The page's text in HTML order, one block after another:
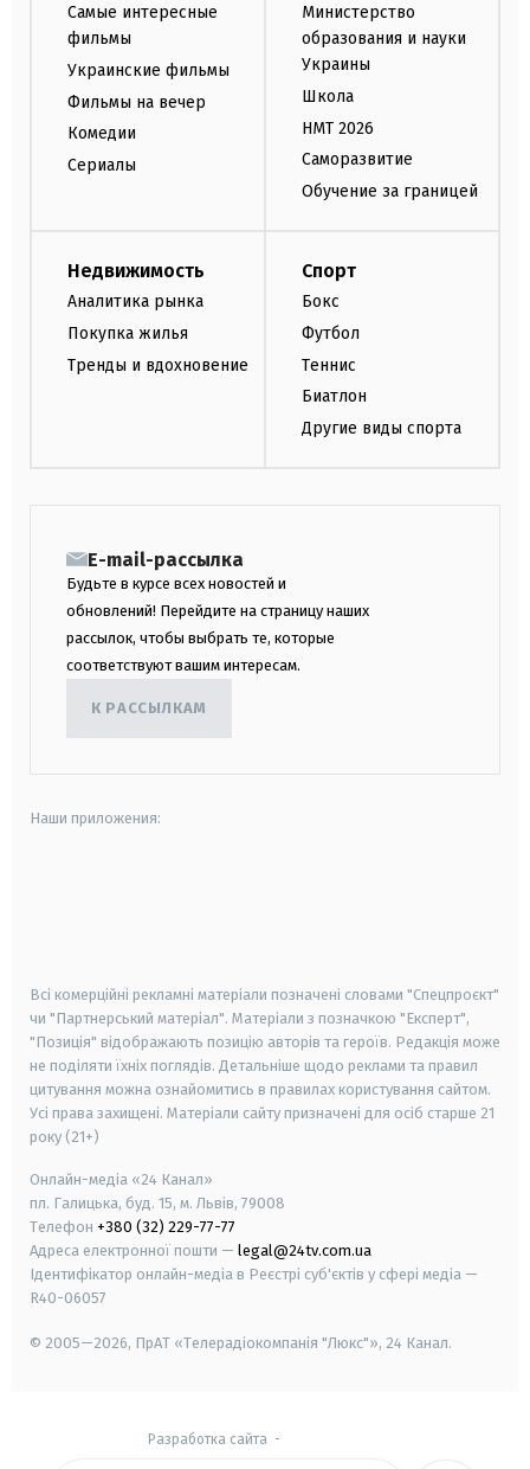
Самые интересные
фильмы
Украинские фильмы
Фильмы на вечер
Комедии
Сериалы
Министерство
образования и науки
Украины
Школа
НМТ 2026
Саморазвитие
Обучение за границей
Недвижимость
Аналитика рынка
Покупка жилья
Тренды и вдохновение
Спорт
Бокс
Футбол
Теннис
Биатлон
Другие виды спорта
E-mail-рассылка
Будьте в курсе всех новостей и
обновлений! Перейдите на страницу наших
рассылок, чтобы выбрать те, которые
соответствуют вашим интересам.
К РАССЫЛКАМ
Наши приложения:
Всі комерційні рекламні матеріали позначені словами "Спецпроєкт"
чи "Партнерський матеріал". Матеріали з позначкою "Експерт",
"Позиція" відображають позицію авторів та героїв. Редакція може
не поділяти їхніх поглядів. Детальніше щодо реклами та правил
цитування можна ознайомитись в правилах користування сайтом.
Усі права захищені. Матеріали сайту призначені для осіб старше 21
року (21+)
Онлайн-медіа «24 Канал»
пл. Галицька, буд. 15, м. Львів, 79008
Телефон +380 (32) 229-77-77
Адреса електронної пошти — legal@24tv.com.ua
Ідентифікатор онлайн-медіа в Реєстрі суб'єктів у сфері медіа —
R40-06057
© 2005—2026, ПрАТ «Телерадіокомпанія "Люкс"», 24 Канал.
Разработка сайта -